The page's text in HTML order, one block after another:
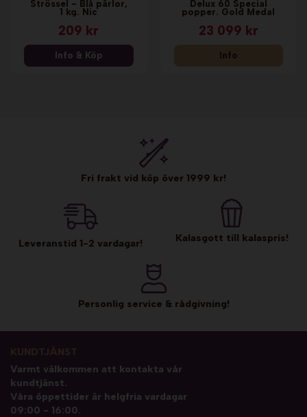
Strössel - Blå pärlor,
1 kg. Nic
209 kr
Info & Köp
Delux 60 Special
popper. Gold Medal
23 099 kr
Info
Fri frakt vid köp över 1999 kr!
Leveranstid 1-2 vardagar! Kalasgott till kalaspris!
Personlig service & rådgivning!
Varmt välkommen att kontakta vår
kundtjänst.
Våra öppettider är helgfria vardagar
09:00 - 16:00.